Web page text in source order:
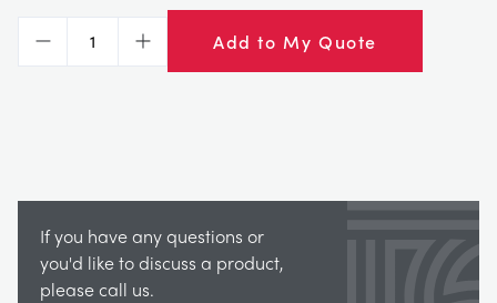
Decrease Increase Add to My Quote
If you have any questions or
you'd like to discuss a product,
please call us.